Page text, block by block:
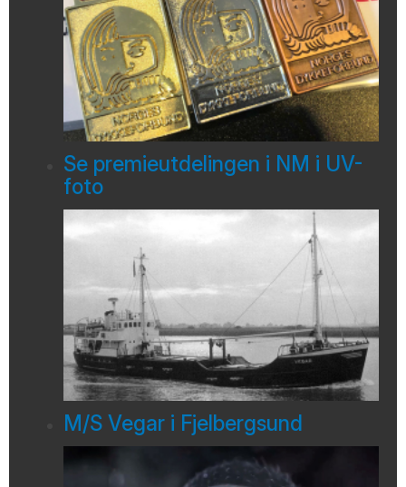
Se premieutdelingen i NM i UV-
foto
M/S Vegar i Fjelbergsund